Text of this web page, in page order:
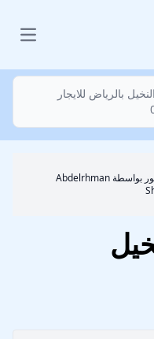
بالرياض للايجار
بواسطة Abdelrhman